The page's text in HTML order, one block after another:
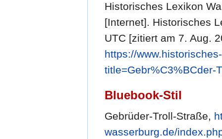
Historisches Lexikon
[Internet]. Historisches
UTC [zitiert am 7. Aug.
https://
title=Gebr%C3%BCder-
Bluebook-Stil
Gebrüder-Troll-Straße,
wasserburg.de/